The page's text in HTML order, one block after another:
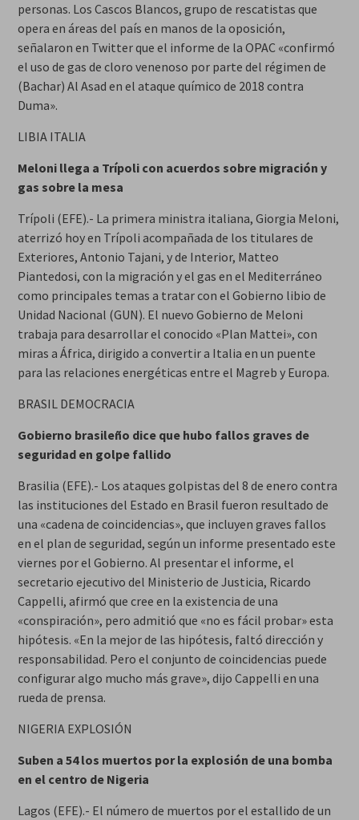
personas. Los Cascos Blancos, grupo de rescatistas que
opera en áreas del país en manos de la oposición,
señalaron en Twitter que el informe de la OPAC «confirmó
el uso de gas de cloro venenoso por parte del régimen de
(Bachar) Al Asad en el ataque químico de 2018 contra
Duma».
LIBIA ITALIA
Meloni llega a Trípoli con acuerdos sobre migración y
gas sobre la mesa
Trípoli (EFE).- La primera ministra italiana, Giorgia Meloni,
aterrizó hoy en Trípoli acompañada de los titulares de
Exteriores, Antonio Tajani, y de Interior, Matteo
Piantedosi, con la migración y el gas en el Mediterráneo
como principales temas a tratar con el Gobierno libio de
Unidad Nacional (GUN). El nuevo Gobierno de Meloni
trabaja para desarrollar el conocido «Plan Mattei», con
miras a África, dirigido a convertir a Italia en un puente
para las relaciones energéticas entre el Magreb y Europa.
BRASIL DEMOCRACIA
Gobierno brasileño dice que hubo fallos graves de
seguridad en golpe fallido
Brasilia (EFE).- Los ataques golpistas del 8 de enero contra
las instituciones del Estado en Brasil fueron resultado de
una «cadena de coincidencias», que incluyen graves fallos
en el plan de seguridad, según un informe presentado este
viernes por el Gobierno. Al presentar el informe, el
secretario ejecutivo del Ministerio de Justicia, Ricardo
Cappelli, afirmó que cree en la existencia de una
«conspiración», pero admitió que «no es fácil probar» esta
hipótesis. «En la mejor de las hipótesis, faltó dirección y
responsabilidad. Pero el conjunto de coincidencias puede
configurar algo mucho más grave», dijo Cappelli en una
rueda de prensa.
NIGERIA EXPLOSIÓN
Suben a 54 los muertos por la explosión de una bomba
en el centro de Nigeria
Lagos (EFE).- El número de muertos por el estallido de un